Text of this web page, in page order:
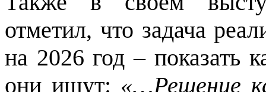
отметил, что задача
на 2026 год – показать
они ищут: «…Решение